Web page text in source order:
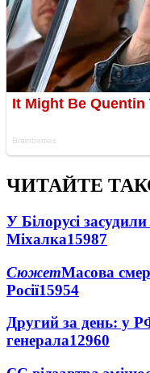
ЧИТАЙТЕ
У Білорусі
Міхалка15987
СюжетМасова
Росії15954
Другий за день: у
генерала12960